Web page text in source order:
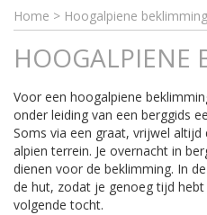
Home > Hoogalpiene beklimming
HOOGALPIENE
Voor een hoogalpiene
onder leiding van een berggids
Soms via een graat, vrijwel
alpien terrein. Je overnacht in
dienen voor de beklimming. In
de hut, zodat je genoeg tijd
volgende tocht.